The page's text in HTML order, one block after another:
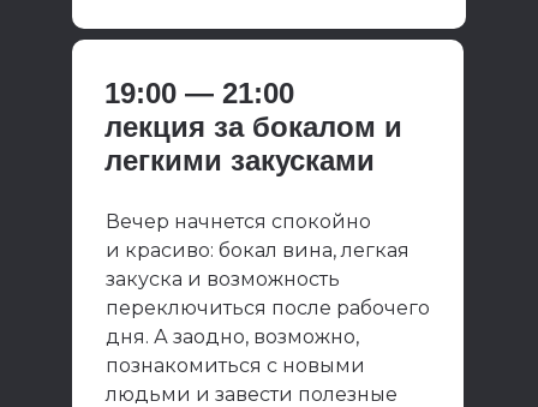
Вечер начнется спокойно
и красиво: бокал вина, легкая
закуска и возможность
переключиться после рабочего
дня. А заодно, возможно,
познакомиться с новыми
людьми и завести полезные
19:00 — 21:00
лекция за бокалом и
легкими закусками